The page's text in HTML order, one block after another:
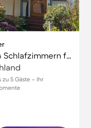
Charmantes Ferienhaus mit 4 Schlafzimmern für 5 Personen
5 Gäste – Ihr